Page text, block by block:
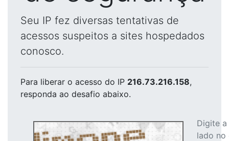
Seu IP fez diversas tentativas de
acessos suspeitos a sites hospedados
conosco.
Para liberar o acesso do IP 216.73.216.158,
responda ao desafio abaixo.
Digite
lado no